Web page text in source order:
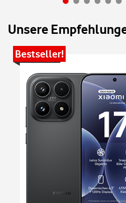
Unsere
Bestseller!